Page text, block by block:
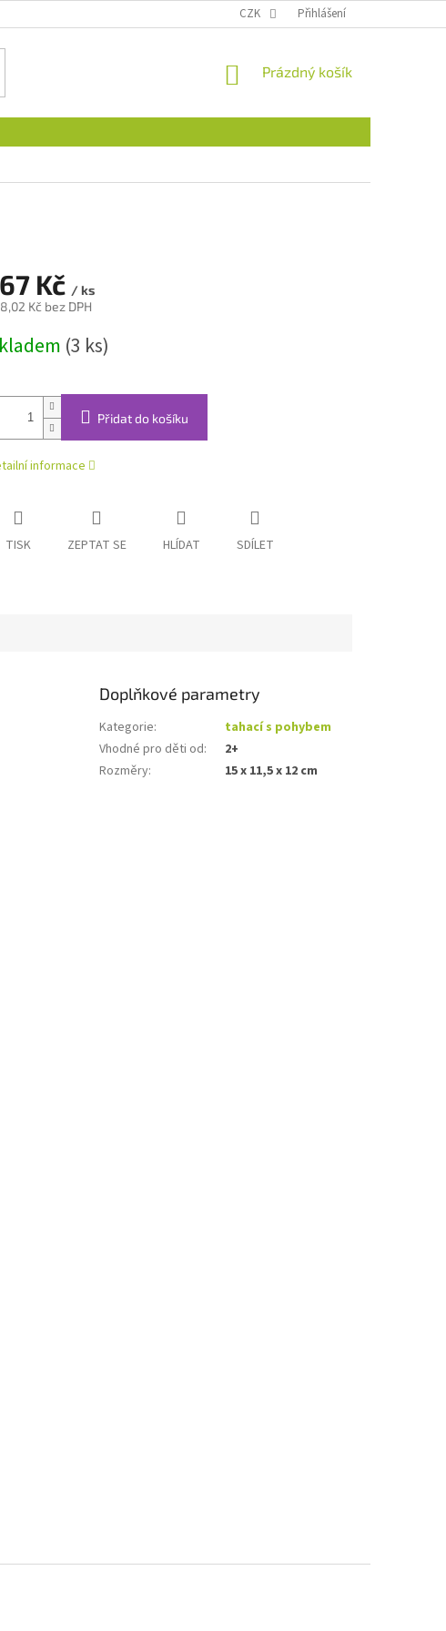
CZK Přihlášení
NÁKUPNÍ
Prázdný košík
Kč / ks
Kč bez DPH
(3 ks)
Přidat do košíku
informace
TISK ZEPTAT SE HLÍDAT SDÍLET
Doplňkové parametry
Kategorie:
tahací s pohybem
Vhodné pro děti od:
2+
Rozměry: 15 x 11,5 x 12 cm